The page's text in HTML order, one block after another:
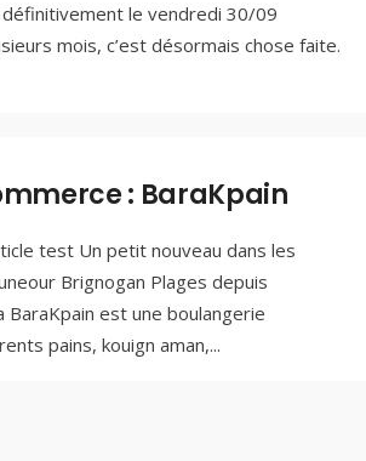
le vendredi 30/09
mois, c’est désormais chose faite.
: BaraKpain
test Un petit nouveau dans les
Brignogan Plages depuis
BaraKpain est une boulangerie
pains, kouign aman,...